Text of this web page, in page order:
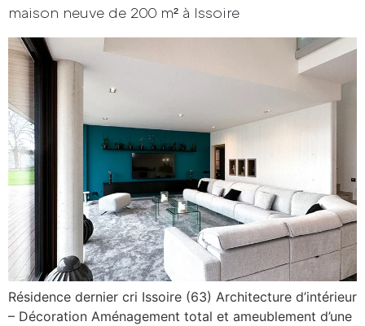
maison neuve de 200 m² à Issoire
Résidence dernier cri Issoire (63) Architecture d’intérieur
– Décoration Aménagement total et ameublement d’une